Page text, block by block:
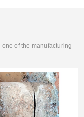
of the manufacturing